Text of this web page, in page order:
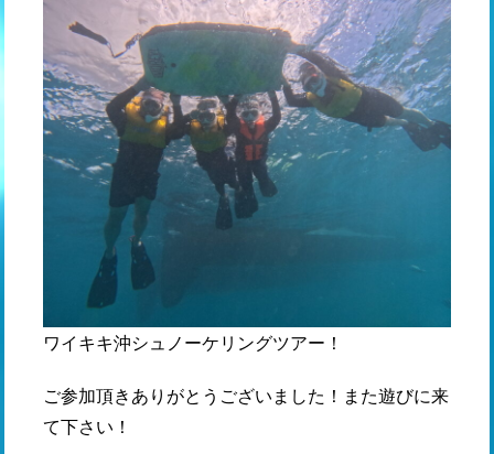
ワイキキ沖シュノーケリングツアー！
ご参加頂きありがとうございました！また遊びに来
て下さい！